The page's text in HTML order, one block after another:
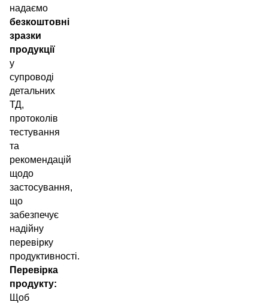
надаємо
безкоштовні
зразки
продукції
у
супроводі
детальних
ТД,
протоколів
тестування
та
рекомендацій
щодо
застосування,
що
забезпечує
надійну
перевірку
продуктивності.
Перевірка
продукту:
Щоб